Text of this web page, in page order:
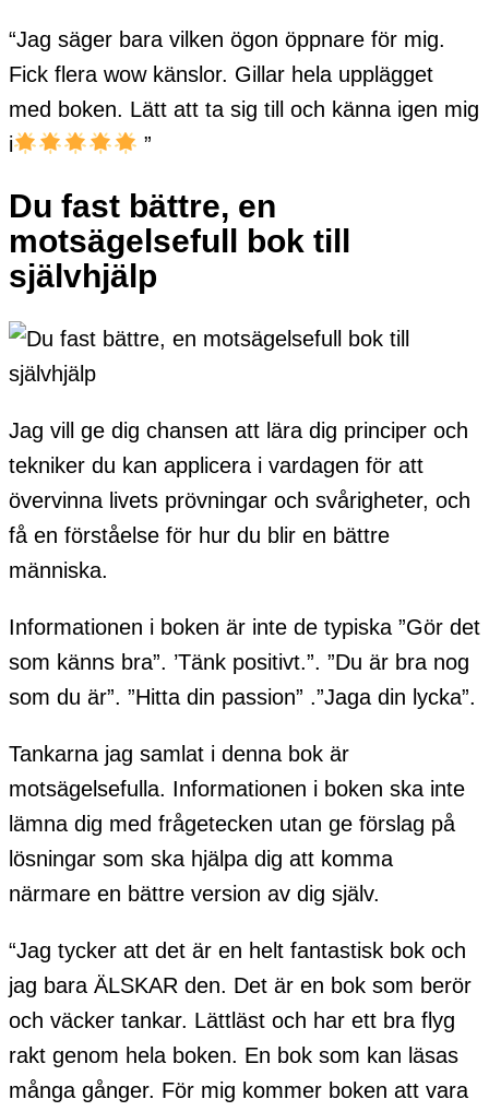
“Jag säger bara vilken ögon öppnare för mig.
Fick flera wow känslor. Gillar hela upplägget
med boken. Lätt att ta sig till och känna igen mig
i
”
Du fast bättre, en
motsägelsefull bok till
självhjälp
Jag vill ge dig chansen att lära dig principer och
tekniker du kan applicera i vardagen för att
övervinna livets prövningar och svårigheter, och
få en förståelse för hur du blir en bättre
människa.
Informationen i boken är inte de typiska ”Gör det
som känns bra”. ’Tänk positivt.”. ”Du är bra nog
som du är”. ”Hitta din passion” .”Jaga din lycka”.
Tankarna jag samlat i denna bok är
motsägelsefulla. Informationen i boken ska inte
lämna dig med frågetecken utan ge förslag på
lösningar som ska hjälpa dig att komma
närmare en bättre version av dig själv.
“Jag tycker att det är en helt fantastisk bok och
jag bara ÄLSKAR den. Det är en bok som berör
och väcker tankar. Lättläst och har ett bra flyg
rakt genom hela boken. En bok som kan läsas
många gånger. För mig kommer boken att vara